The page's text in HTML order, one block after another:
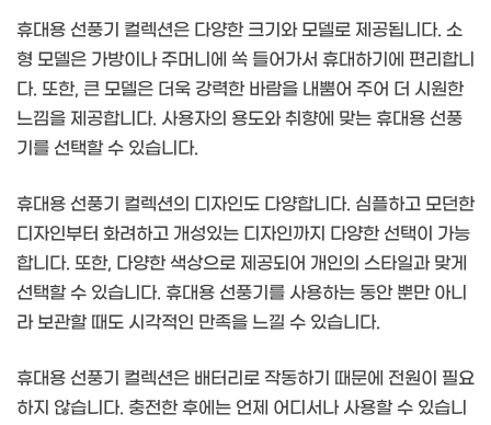
휴대용 선풍기 컬렉션은 다양한 크기와 모델로 제공됩니다. 소
형 모델은 가방이나 주머니에 쏙 들어가서 휴대하기에 편리합니
다. 또한, 큰 모델은 더욱 강력한 바람을 내뿜어 주어 더 시원한
느낌을 제공합니다. 사용자의 용도와 취향에 맞는 휴대용 선풍
기를 선택할 수 있습니다.
휴대용 선풍기 컬렉션의 디자인도 다양합니다. 심플하고 모던한
디자인부터 화려하고 개성있는 디자인까지 다양한 선택이 가능
합니다. 또한, 다양한 색상으로 제공되어 개인의 스타일과 맞게
선택할 수 있습니다. 휴대용 선풍기를 사용하는 동안 뿐만 아니
라 보관할 때도 시각적인 만족을 느낄 수 있습니다.
휴대용 선풍기 컬렉션은 배터리로 작동하기 때문에 전원이 필요
하지 않습니다. 충전한 후에는 언제 어디서나 사용할 수 있습니